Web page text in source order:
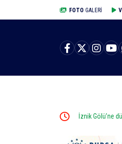
FOTO GALERİ
İznik Gölü’ne